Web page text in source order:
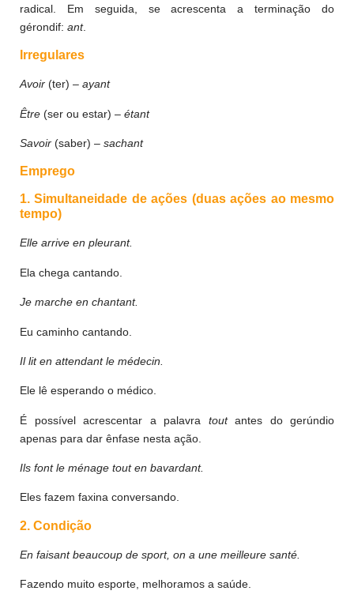
radical. Em seguida, se acrescenta a terminação do
gérondif: ant.
Irregulares
Avoir (ter) – ayant
Être (ser ou estar) – étant
Savoir (saber) – sachant
Emprego
1. Simultaneidade de ações (duas ações ao mesmo
tempo)
Elle arrive en pleurant.
Ela chega cantando.
Je marche en chantant.
Eu caminho cantando.
Il lit en attendant le médecin.
Ele lê esperando o médico.
É possível acrescentar a palavra toutantes do gerúndio
apenas para dar ênfase nesta ação.
Ils font le ménage touten bavardant.
Eles fazem faxina conversando.
2. Condição
En faisant beaucoup de sport, on a une meilleure santé.
Fazendo muito esporte, melhoramos a saúde.